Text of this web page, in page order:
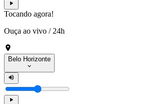
Tocando agora!
Ouça ao vivo / 24h
Belo Horizonte